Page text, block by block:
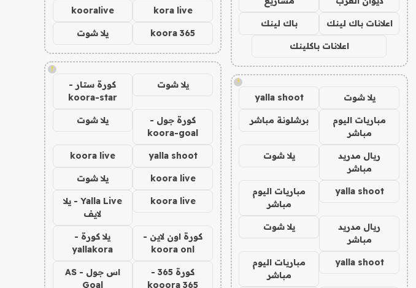
اعلانات باك لينك باك لينك
اعلانات باكلينك
!
يلا شوت yalla shoot
مباريات اليوم
مباشر
برشلونة مباشر
ريال مدريد
مباشر
يلا شوت
yalla shoot
مباريات اليوم
مباشر
ريال مدريد
مباشر
يلا شوت
yalla shoot
مباريات اليوم
مباشر
kora live
kooralive
koora 365 يلا شوت
!
يلا شوت
كورة ستار -
koora-star
كورة جول -
koora-goal
يلا شوت
yalla shoot
koora live
koora live يلا شوت
koora live
Yalla Live - يلا
لايف
كورة اون لاين -
koora onl
يلا كورة -
yallakora
كورة 365 -
kooora 365
اس جول - AS
Goal